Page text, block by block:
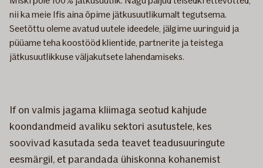
nii ka meie Ifis aina õpime jätkusuutlikumalt tegutsema.
Seetõttu oleme avatud uutele ideedele, jälgime uuringuid ja
püüame teha koostööd klientide, partnerite ja teistega
jätkusuutlikkuse väljakutsete lahendamiseks.
If on valmis jagama kliimaga seotud kahjude
koondandmeid avaliku sektori asutustele, kes
soovivad kasutada seda teavet teadusuuringute
eesmärgil, et parandada ühiskonna kohanemist